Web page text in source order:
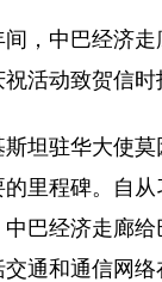
间，中巴经济
祝活动致贺信
斯坦驻华大使
里程碑。自从
中巴经济走廊
交通和通信网